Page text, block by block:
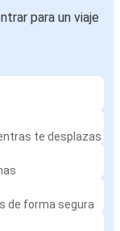
para un viaje
te desplazas
de forma segura